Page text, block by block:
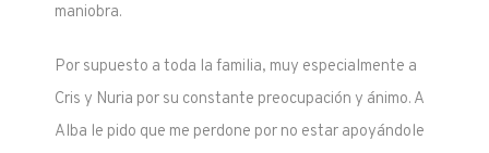
maniobra.
Por supuesto a toda la familia, muy especialmente a
Cris y Nuria por su constante preocupación y ánimo. A
Alba le pido que me perdone por no estar apoyándole